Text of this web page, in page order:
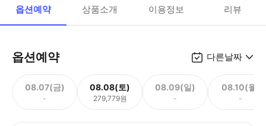
옵션예약 상품소개 이용정보 리뷰
옵션예약 다른날짜
08.07(금)
-
08.08(토)
279,779원
08.09(일)
-
08.10(월)
-